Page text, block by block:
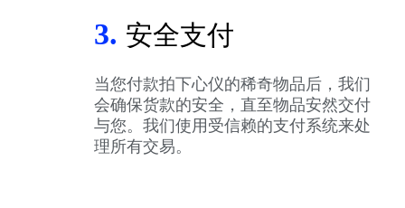
3. 安全支付
当您付款拍下心仪的稀奇物品后，我们
会确保货款的安全，直至物品安然交付
与您。我们使用受信赖的支付系统来处
理所有交易。